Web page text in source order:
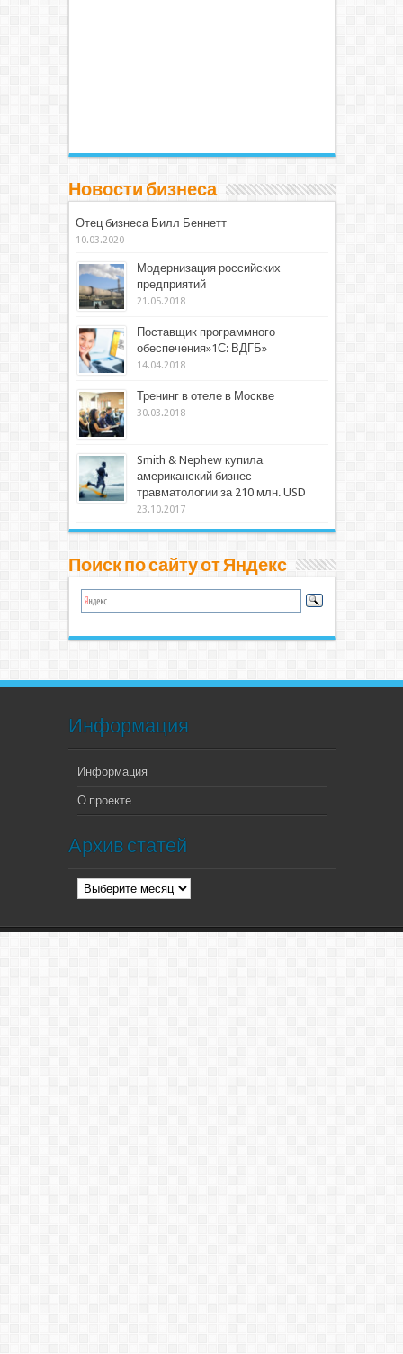
Новости бизнеса
Отец бизнеса Билл Беннетт
10.03.2020
Модернизация российских
предприятий
21.05.2018
Поставщик программного
обеспечения»1С: ВДГБ»
14.04.2018
Тренинг в отеле в Москве
30.03.2018
Smith & Nephew купила
американский бизнес
травматологии за 210 млн. USD
23.10.2017
Поиск по сайту от Яндекс
Информация
Информация
О проекте
Архив статей
Архив
статей